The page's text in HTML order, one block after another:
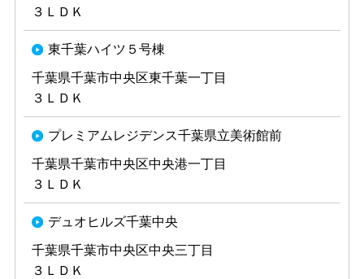
３ＬＤＫ
東千葉ハイツ５号棟
千葉県千葉市中央区東千葉一丁目
３ＬＤＫ
プレミアムレジデンス千葉県立美術館前
千葉県千葉市中央区中央港一丁目
３ＬＤＫ
デュオヒルズ千葉中央
千葉県千葉市中央区中央三丁目
３ＬＤＫ